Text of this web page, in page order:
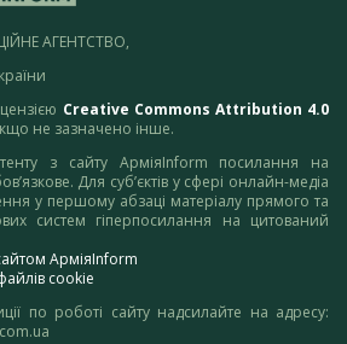
АГЕНТСТВО,
Creative Commons Attribution 4.0
не зазначено інше.
з сайту АрміяInform посилання на
Для суб’єктів у сфері онлайн-медіа
у першому абзаці матеріалу прямого та
систем гіперпосилання на цитований
АрміяInform
cookie
по роботі сайту надсилайте на адресу: